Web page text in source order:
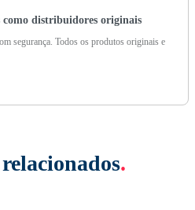
como distribuidores originais
segurança. Todos os produtos originais e
.